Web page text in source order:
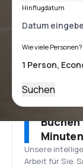
Hinflugdatum
Wie viele Personen?
Suchen
Unsere
Arbeit für Sie.